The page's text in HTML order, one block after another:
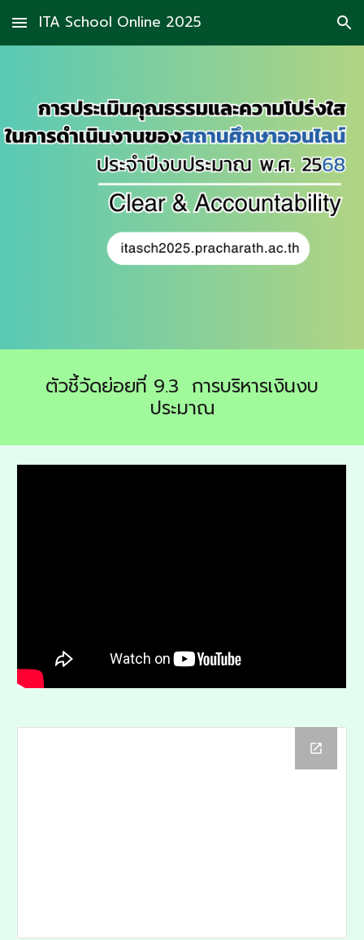
Skip to main content Skip to navigation
ITA School Online 2025
ตัวชี้วัดย่อยที่ 9.3 การบริหารเงินงบ
ประมาณ